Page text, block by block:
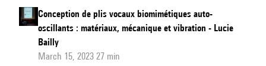
&
Thierry
Legou
Conception de plis vocaux biomimétiques auto-
oscillants : matériaux, mécanique et vibration - Lucie
Bailly
March 15, 2023 27 min